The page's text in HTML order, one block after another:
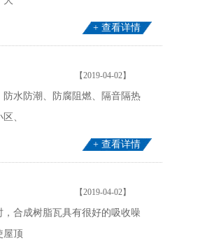
+ 查看详情
【2019-04-02】
水防潮、防腐阻燃、隔音隔热
、
+ 查看详情
【2019-04-02】
合成树脂瓦具有很好的吸收噪
屋顶